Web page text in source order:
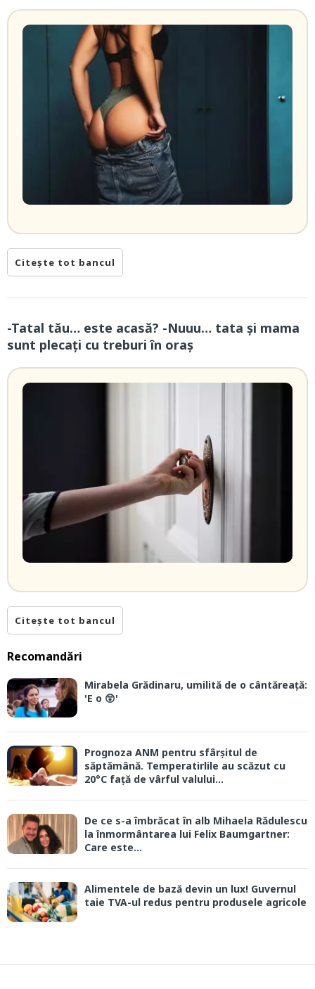
Citește tot bancul
-Tatal tău… este acasă? -Nuuu… tata și mama
sunt plecați cu treburi în oraș
Citește tot bancul
Recomandări
Mirabela Grădinaru, umilită de o cântăreață:
'E o 😲'
Prognoza ANM pentru sfârșitul de
săptămână. Temperatirlile au scăzut cu
20°C față de vârful valului...
De ce s-a îmbrăcat în alb Mihaela Rădulescu
la înmormântarea lui Felix Baumgartner:
Care este...
Alimentele de bază devin un lux! Guvernul
taie TVA-ul redus pentru produsele agricole